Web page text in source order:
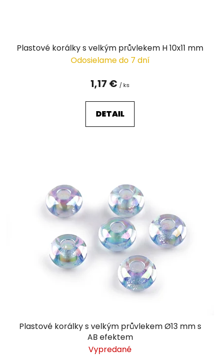
Plastové korálky s velkým průvlekem H 10x11 mm
Odosielame do 7 dní
1,17 € / ks
DETAIL
Plastové korálky s velkým průvlekem Ø13 mm s
AB efektem
Vypredané